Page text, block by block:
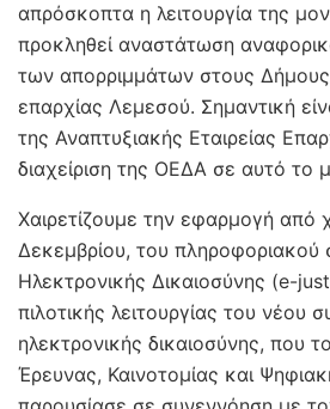
απρόσκοπτα η λειτουργία της
προκληθεί αναστάτωση
των απορριμμάτων στους Δήμους
επαρχίας Λεμεσού. Σημαντική
της Αναπτυξιακής Εταιρείας
διαχείριση της ΟΕΔΑ σε αυτό το
Χαιρετίζουμε την εφαρμογή από
Δεκεμβρίου, του πληροφοριακού
Ηλεκτρονικής Δικαιοσύνης (e-
πιλοτικής λειτουργίας του νέου
ηλεκτρονικής δικαιοσύνης, που
Έρευνας, Καινοτομίας και